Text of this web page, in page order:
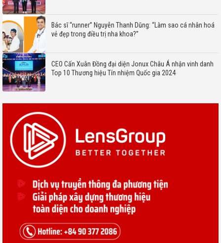
Bác sĩ “runner” Nguyễn Thanh Dũng: “Làm sao cá nhân hoá
vẻ đẹp trong điều trị nha khoa?”
CEO Cấn Xuân Đồng đại diện Jonux Châu Á nhận vinh danh
Top 10 Thương hiệu Tín nhiệm Quốc gia 2024